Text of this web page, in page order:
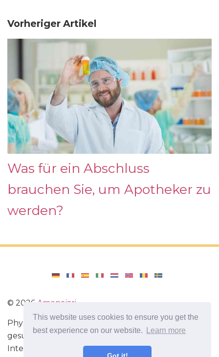
This website uses cookies to ensure you get the
best experience on our website.
Learn more
Vorheriger Artikel
Was für ein Abschluss
brauchen Sie, um Apotheker zu
werden?
© 2026 Amenajari
Physische Übungen. Diäten und Rezepte für eine
gesunde Ernährung. Übungen für das Gehirn.
Interessante Fakten. Selbstentwicklung. Sei heute